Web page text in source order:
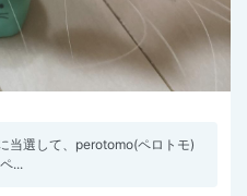
当選して、perotomo(ペロトモ)
...